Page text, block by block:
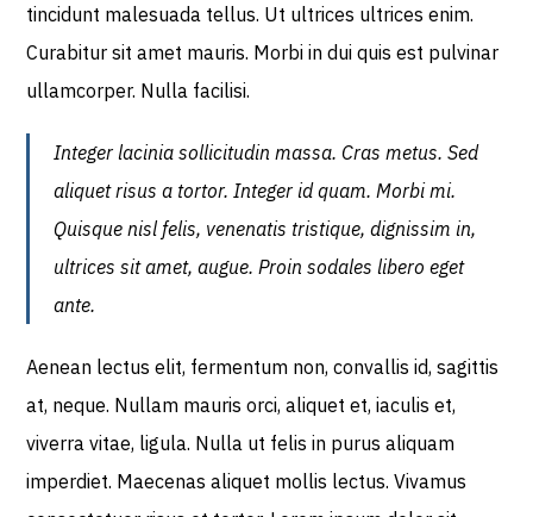
tincidunt malesuada tellus. Ut ultrices ultrices enim.
Curabitur sit amet mauris. Morbi in dui quis est pulvinar
ullamcorper. Nulla facilisi.
Integer lacinia sollicitudin massa. Cras metus. Sed
aliquet risus a tortor. Integer id quam. Morbi mi.
Quisque nisl felis, venenatis tristique, dignissim in,
ultrices sit amet, augue. Proin sodales libero eget
ante.
Aenean lectus elit, fermentum non, convallis id, sagittis
at, neque. Nullam mauris orci, aliquet et, iaculis et,
viverra vitae, ligula. Nulla ut felis in purus aliquam
imperdiet. Maecenas aliquet mollis lectus. Vivamus